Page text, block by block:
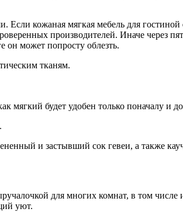
кожаная мягкая мебель для
производителей. Иначе через
он может попросту облезть.
тканям.
мягкий будет удобен только поначалу и
и застывший сок гевеи, а также
для многих комнат, в том числе
уют.